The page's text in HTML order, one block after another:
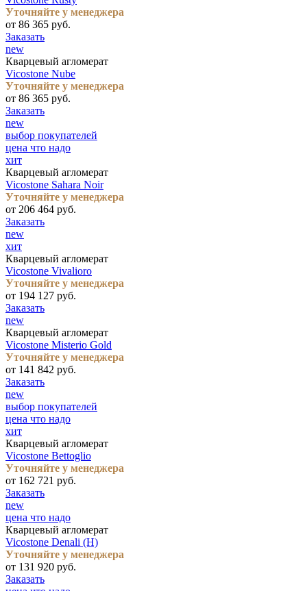
Уточняйте у менеджера
от 86 365 руб.
Заказать
new
Кварцевый агломерат
Vicostone Nube
Уточняйте у менеджера
от 86 365 руб.
Заказать
new
выбор покупателей
цена что надо
хит
Кварцевый агломерат
Vicostone Sahara Noir
Уточняйте у менеджера
от 206 464 руб.
Заказать
new
хит
Кварцевый агломерат
Vicostone Vivalioro
Уточняйте у менеджера
от 194 127 руб.
Заказать
new
Кварцевый агломерат
Vicostone Misterio Gold
Уточняйте у менеджера
от 141 842 руб.
Заказать
new
выбор покупателей
цена что надо
хит
Кварцевый агломерат
Vicostone Bettoglio
Уточняйте у менеджера
от 162 721 руб.
Заказать
new
цена что надо
Кварцевый агломерат
Vicostone Denali (H)
Уточняйте у менеджера
от 131 920 руб.
Заказать